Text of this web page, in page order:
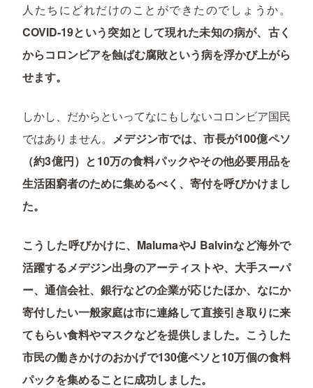
人たちにどれだけのことができたのでしょうか。
COVID-19という突如として現れた未知の病が、古く
からコロンビアを蝕ばむ腐敗という病を浮かび上がら
せます。
しかし、だからといってなにもしないコロンビア国民
ではありません。 メデジン市では、市長が100億ペソ
（約3億円）と10万の食料パックやその他必要用品を
生活困窮者のために集めるべく、寄付を呼びかけまし
た。
こうした呼びかけに、MalumaやJ Balvinなど海外で
活躍するメデジン出身のアーティストや、大手スーパ
ー、通信会社、銀行などの企業が応じたほか、なにか
寄付したい一般家庭は市に連絡して直接引き取りに来
てもらい食料やマスクなどを提供しました。こうした
市民の働きかけのおかげで130億ペソと10万個の食料
パックを集めることに成功しました。